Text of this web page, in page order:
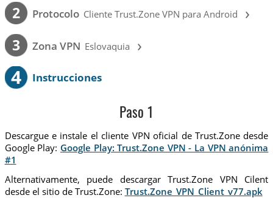
2 Protocolo Cliente Trust.Zone VPN para Android ›
3 Zona VPN Eslovaquia ›
4 Instrucciones
Paso 1
Descargue e instale el cliente VPN oficial de Trust.Zone desde
Google Play: Google Play: Trust.Zone VPN - La VPN anónima
#1
Alternativamente, puede descargar Trust.Zone VPN Cilent
desde el sitio de Trust.Zone: Trust.Zone_VPN_Client_v77.apk